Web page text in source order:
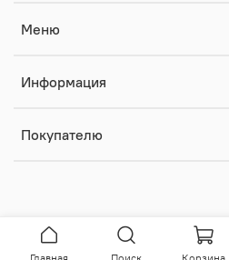
Меню
Информация
Покупателю